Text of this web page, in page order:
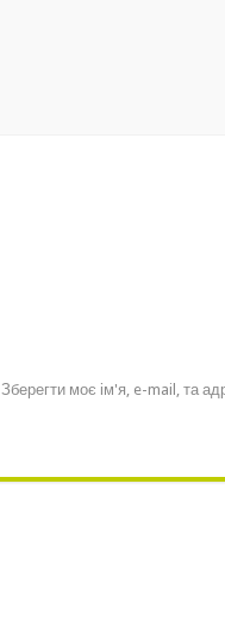
Зберегти моє ім'я, e-mail, та